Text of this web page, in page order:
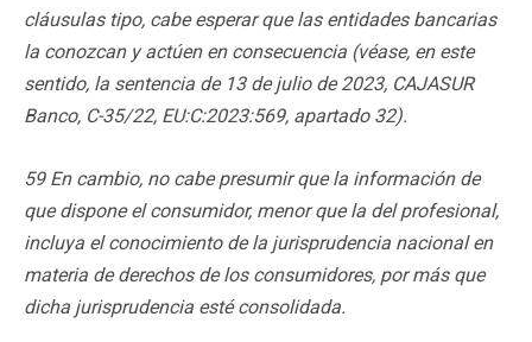
cláusulas tipo, cabe esperar que las entidades bancarias
la conozcan y actúen en consecuencia (véase, en este
sentido, la sentencia de 13 de julio de 2023, CAJASUR
Banco, C-35/22, EU:C:2023:569, apartado 32).
59 En cambio, no cabe presumir que la información de
que dispone el consumidor, menor que la del profesional,
incluya el conocimiento de la jurisprudencia nacional en
materia de derechos de los consumidores, por más que
dicha jurisprudencia esté consolidada.